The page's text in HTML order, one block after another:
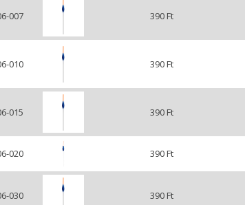
007 390 Ft
010 390 Ft
015 390 Ft
020 390 Ft
030 390 Ft